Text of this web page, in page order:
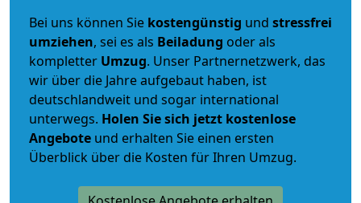
Bei uns können Sie kostengünstig und stressfrei
umziehen, sei es als Beiladung oder als
kompletter Umzug. Unser Partnernetzwerk, das
wir über die Jahre aufgebaut haben, ist
deutschlandweit und sogar international
unterwegs. Holen Sie sich jetzt kostenlose
Angebote und erhalten Sie einen ersten
Überblick über die Kosten für Ihren Umzug.